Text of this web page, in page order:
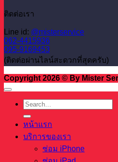
ติดต่อเรา
Line id: @misterservice
062-4415936
095-9169453
(ติดต่อผ่านไลน์สะดวกที่สุดครับ)
Copyright 2026 © By Mister
หน้าแรก
บริการของเรา
ซ่อม iPhone